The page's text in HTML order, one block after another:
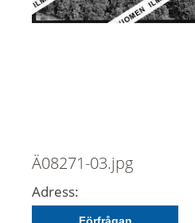
Ä08271-03.jpg
Adress:
Förfrågan